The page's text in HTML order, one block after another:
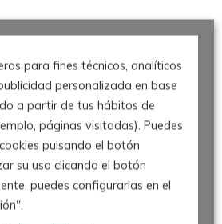
AHORA!
para fines técnicos, analíticos
personalizada en base
a partir de tus hábitos de
páginas visitadas). Puedes
pulsando el botón
su uso clicando el botón
puedes configurarlas en el